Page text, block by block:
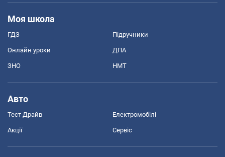
Моя школа
ГДЗ Підручники
Онлайн уроки ДПА
ЗНО НМТ
Авто
Тест Драйв Електромобілі
Акції Сервіс